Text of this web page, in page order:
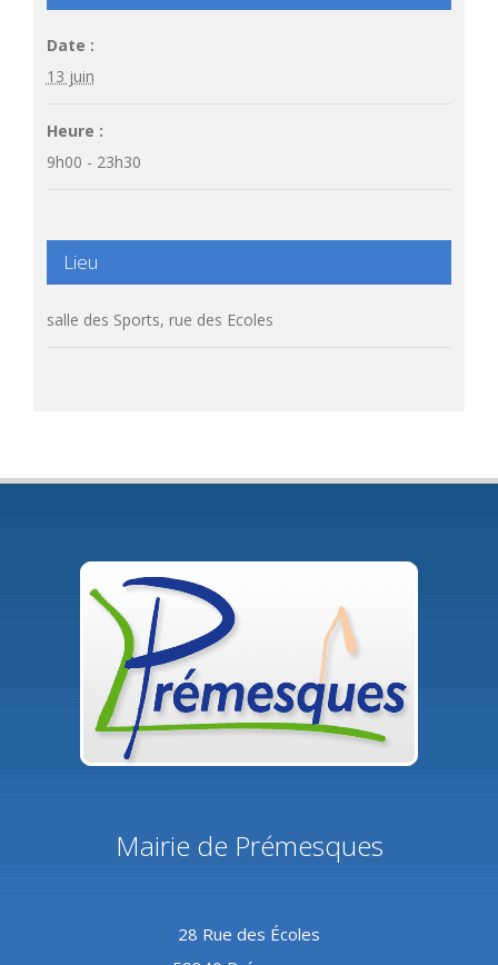
Date :
13 juin
Heure :
9h00 - 23h30
Lieu
salle des Sports, rue des Ecoles
Mairie de Prémesques
28 Rue des Écoles